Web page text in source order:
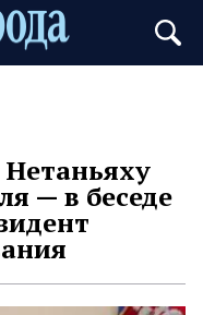
Нетаньяху
— в беседе